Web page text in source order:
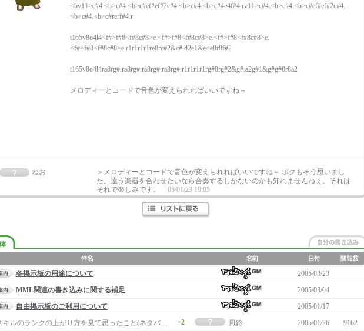
<bv11>c#4.<b>c#4.<b>c#ef#ef#2c#4.<b>c#4.<b>c#4e4f#4.rv11>c#4.<b>c#4.<b>c#ef#ef#2c#4.
<b>c#4.<b>c#rerf#4.r
t165v8o4l4<f#>f#8<f#8c#8>e.<f#>f#8<f#8c#8>e.<f#>f#8<f#8c#8>e.
<f#>f#8<f#8c#8>e.r1r1r1r1re8rc#2&c#.d2e1&e<e8r8f#2
t165v8o4l4ra8rg#.ra8rg#.ra8rg#.ra8rg#.r1r1r1r1rg#8rg#2&g#.a2g#1&g#g#8r8a2
メロディーとコードで音色が変えられればいいですね～
ねお
＞メロディーとコードで音色が変えられればいいですね～ ボクもそう思いまし
た。違う楽器を合わせたいなら合奏するしかないのかも知れませんねぇ。それは
それで楽しみです。
05/01/23 19:05
各掲示板の用途について
2005/03/23
MML関連の書き込みに関する補足
2005/03/04
自由掲示板のご利用について
2005/01/17
スキルのランクの上がり方を見て思ったこと(ネタバレだったらゴメン（－－；
+2 風鈴 2005/01/26
9162